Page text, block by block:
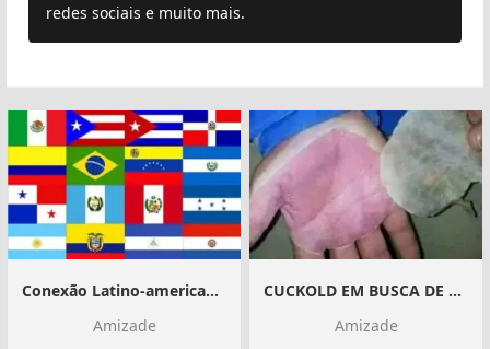
redes sociais e muito mais.
Conexão Latino-americanos
Amizade
CUCKOLD EM BUSCA DE HOTWIFE
Amizade